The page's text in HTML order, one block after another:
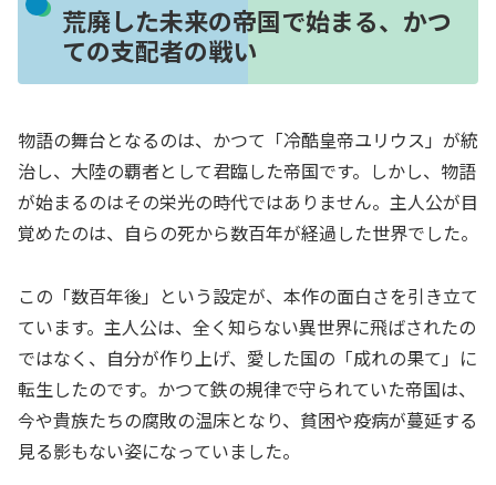
荒廃した未来の帝国で始まる、かつ
ての支配者の戦い
物語の舞台となるのは、かつて「冷酷皇帝ユリウス」が統
治し、大陸の覇者として君臨した帝国です。しかし、物語
が始まるのはその栄光の時代ではありません。主人公が目
覚めたのは、自らの死から数百年が経過した世界でした。
この「数百年後」という設定が、本作の面白さを引き立て
ています。主人公は、全く知らない異世界に飛ばされたの
ではなく、自分が作り上げ、愛した国の「成れの果て」に
転生したのです。かつて鉄の規律で守られていた帝国は、
今や貴族たちの腐敗の温床となり、貧困や疫病が蔓延する
見る影もない姿になっていました。